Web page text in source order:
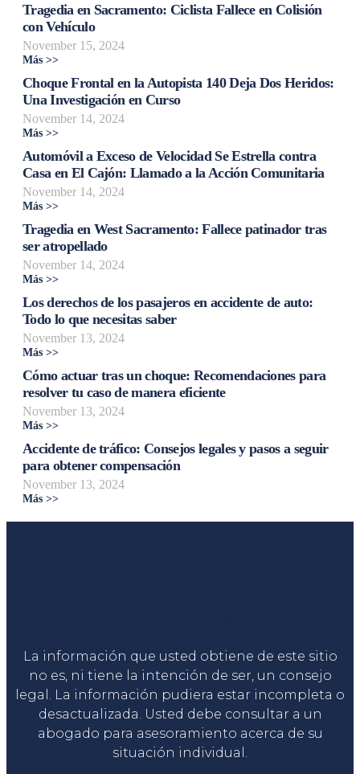
Tragedia en Sacramento: Ciclista Fallece en Colisión
con Vehículo
November 15, 2024
Más >>
Choque Frontal en la Autopista 140 Deja Dos Heridos:
Una Investigación en Curso
November 14, 2024
Más >>
Automóvil a Exceso de Velocidad Se Estrella contra
Casa en El Cajón: Llamado a la Acción Comunitaria
November 14, 2024
Más >>
Tragedia en West Sacramento: Fallece patinador tras
ser atropellado
November 14, 2024
Más >>
Los derechos de los pasajeros en accidente de auto:
Todo lo que necesitas saber
November 13, 2024
Más >>
Cómo actuar tras un choque: Recomendaciones para
resolver tu caso de manera eficiente
November 13, 2024
Más >>
Accidente de tráfico: Consejos legales y pasos a seguir
para obtener compensación
November 13, 2024
Más >>
La información que usted obtiene de este sitio
no es, ni tiene la intención de ser, un consejo
legal. La información pudiera estar incompleta o
desactualizada. Usted debe consultar a un
abogado para asesoramiento acerca de su
situación individual.